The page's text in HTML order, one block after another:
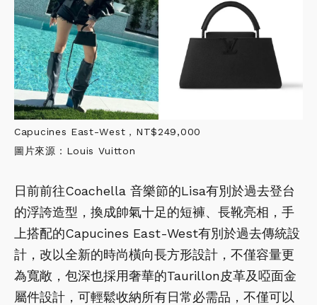
Capucines East-West，NT$249,000
圖片來源：Louis Vuitton
日前前往Coachella 音樂節的Lisa有別於過去登台
的浮誇造型，換成帥氣十足的短褲、長靴亮相，手
上搭配的Capucines East-West有別於過去傳統設
計，改以全新的時尚橫向長方形設計，不僅容量更
為寬敞，包深也採用奢華的Taurillon皮革及啞面金
屬件設計，可輕鬆收納所有日常必需品，不僅可以